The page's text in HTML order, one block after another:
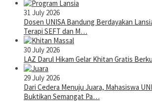
31 July 2026
Dosen UNISA Bandung Berdayakan
Terapi SEFT dan M…
30 July 2026
LAZ Darul Hikam Gelar Khitan Gratis
29 July 2026
Dari Cedera Menuju Juara, Mahasiswa
Buktikan Semangat Pa…